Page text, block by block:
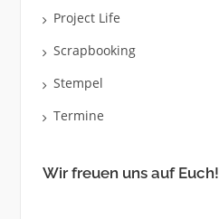
Project Life
Scrapbooking
Stempel
Termine
Wir freuen uns auf Euch!